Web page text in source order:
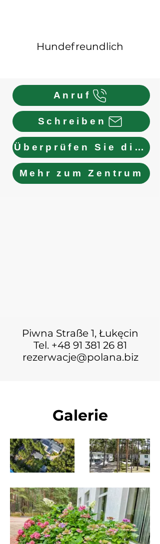
Hundefreundlich
Anruf
Schreiben
Überprüfen Sie die Zimmer
Mehr zum Zentrum
Piwna Straße 1, Łukęcin
Tel. +48 91 381 26 81
rezerwacje@polana.biz
Galerie